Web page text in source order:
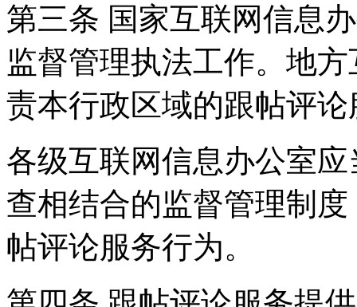
第三条 国家互联网信息
监督管理执法工作。地
责本行政区域的跟帖评
各级互联网信息办公室
查相结合的监督管理制
帖评论服务行为。